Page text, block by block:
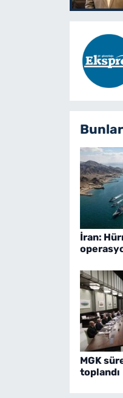
İran:
MGK
toplandı